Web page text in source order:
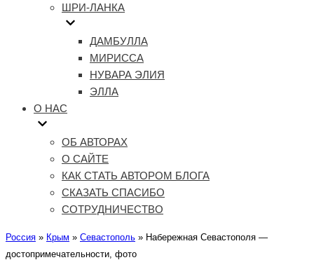
ШРИ-ЛАНКА
ДАМБУЛЛА
МИРИССА
НУВАРА ЭЛИЯ
ЭЛЛА
О НАС
ОБ АВТОРАХ
О САЙТЕ
КАК СТАТЬ АВТОРОМ БЛОГА
СКАЗАТЬ СПАСИБО
СОТРУДНИЧЕСТВО
Россия » Крым » Севастополь » Набережная Севастополя —
достопримечательности, фото